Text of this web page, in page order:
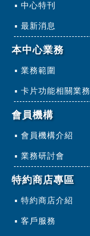
中心特刊
最新消息
本中心業務
業務範圍
卡片功能相關業務
會員機構
會員機構介紹
業務研討會
特約商店專區
特約商店介紹
客戶服務